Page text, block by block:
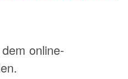
online-